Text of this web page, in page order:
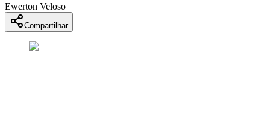
Ewerton Veloso
Compartilhar